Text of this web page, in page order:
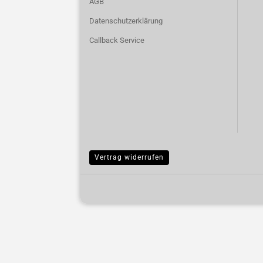
Datenschutzerklärung
Callback Service
Vertrag widerrufen